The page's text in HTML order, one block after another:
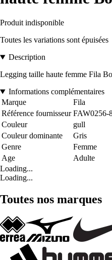
Produit indisponible
Toutes les variations sont épuisées
Description
Legging taille haute femme Fila
Informations complémentaires
Marque
Fila
Référence fournisseur FAW0256-
Couleur
gull
Couleur dominante
Gris
Genre
Femme
Age
Adulte
Loading...
Loading...
Toutes nos marques